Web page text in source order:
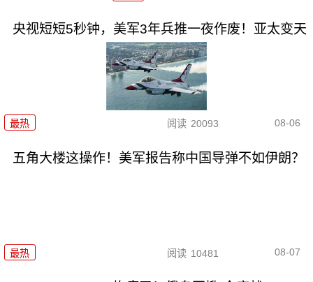
央视短短5秒钟，美军3年兵推一夜作废！亚太变天
最热 阅读 20093 08-06
五角大楼这操作！美军报告称中国导弹不如伊朗？
最热 阅读 10481 08-07